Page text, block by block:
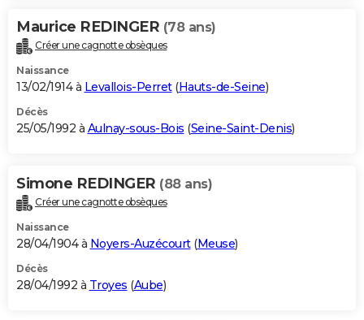
Maurice REDINGER (78 ans)
Créer une cagnotte obsèques
Naissance
13/02/1914 à Levallois-Perret(Hauts-de-Seine)
Décès
25/05/1992 à Aulnay-sous-Bois (Seine-Saint-Denis)
Simone REDINGER (88 ans)
Créer une cagnotte obsèques
Naissance
28/04/1904 à Noyers-Auzécourt(Meuse)
Décès
28/04/1992 à Troyes (Aube)